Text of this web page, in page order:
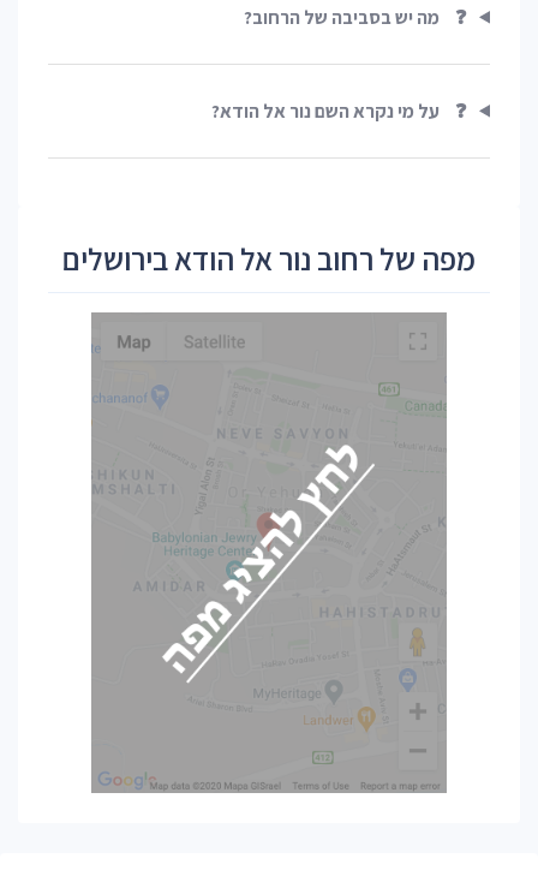
❓ מה יש בסביבה של הרחוב?
❓ על מי נקרא השם נור אל הודא?
מפה של רחוב נור אל הודא בירושלים